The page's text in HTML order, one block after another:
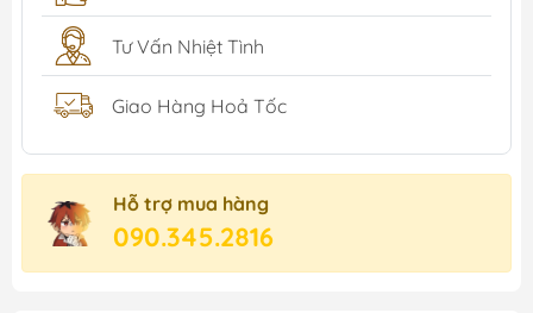
Tư Vấn Nhiệt Tình
Giao Hàng Hoả Tốc
Hỗ trợ mua hàng
090.345.2816